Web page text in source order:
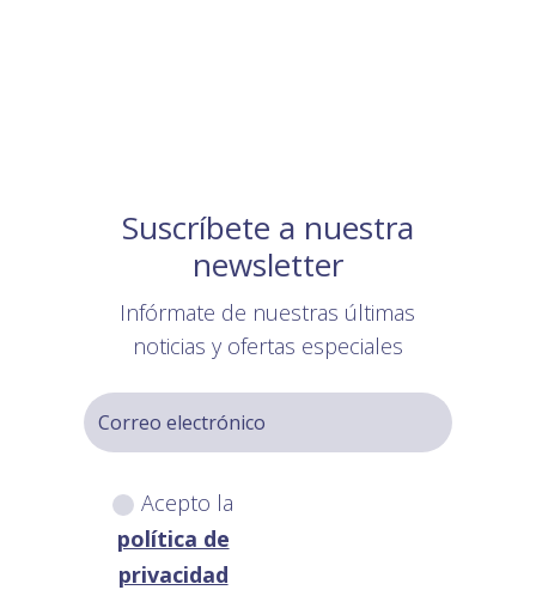
Suscríbete a nuestra
newsletter
Infórmate de nuestras últimas
noticias y ofertas especiales
Acepto la
política de
privacidad